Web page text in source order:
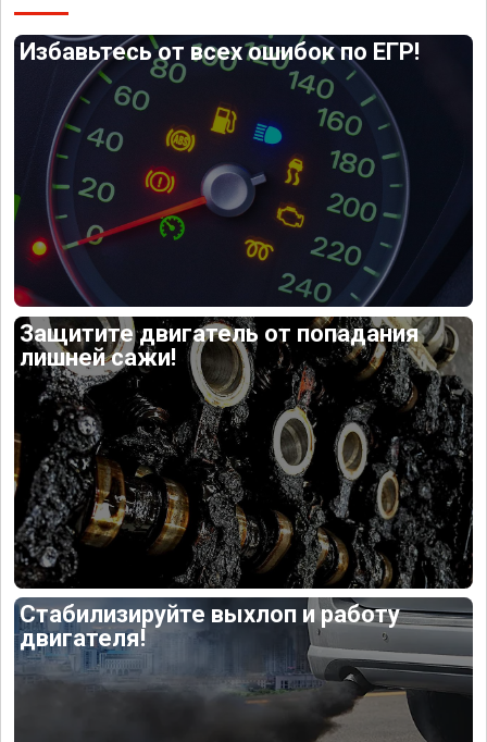
Избавьтесь от всех ошибок по ЕГР!
Защитите двигатель от попадания
лишней сажи!
Стабилизируйте выхлоп и работу
двигателя!